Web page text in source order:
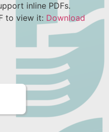
inline PDFs.
to view it: Download